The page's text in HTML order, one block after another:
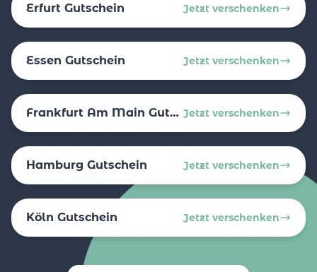
Erfurt Gutschein Jetzt verschenken
Essen Gutschein Jetzt verschenken
Frankfurt Am Main Gutschein Jetzt verschenken
Hamburg Gutschein Jetzt verschenken
Köln Gutschein Jetzt verschenken